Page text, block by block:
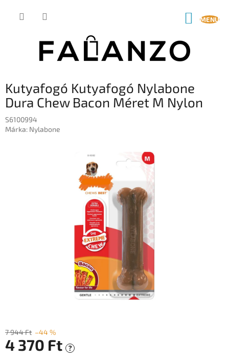
KOSÁR
Kutyafogó Kutyafogó Nylabone
Dura Chew Bacon Méret M Nylon
S6100994
Márka: Nylabone
7 944 Ft –44 %
4 370 Ft ?